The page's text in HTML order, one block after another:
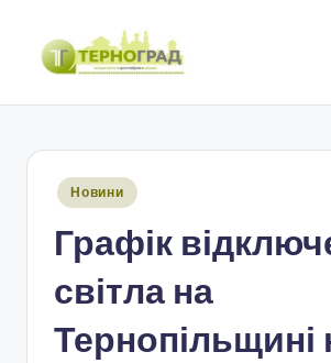
Перейти
Опубліковано
Новини
Графік
світла на
Тернопільщині